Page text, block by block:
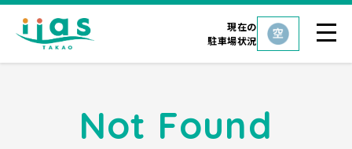
現在の
駐車場状況
Not Found